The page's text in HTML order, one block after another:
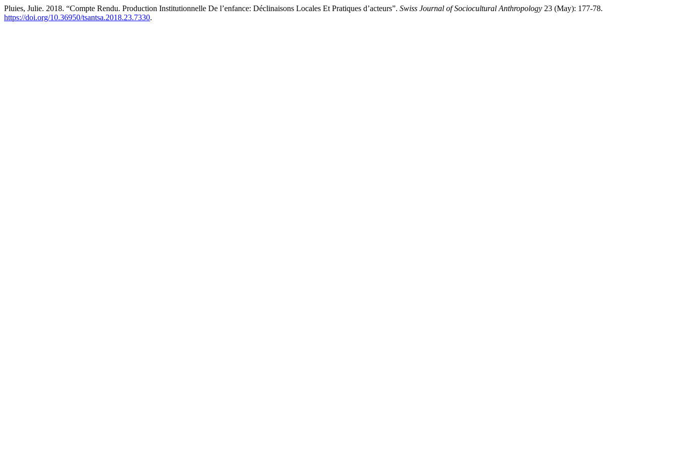
Pluies, Julie. 2018. “Compte Rendu. Production Institutionnelle De l’enfance: Déclinaisons Locales Et Pratiques d’acteurs”. Swiss Journal of Sociocultural Anthropology 23 (May): 177-78.
https://doi.org/10.36950/tsantsa.2018.23.7330.